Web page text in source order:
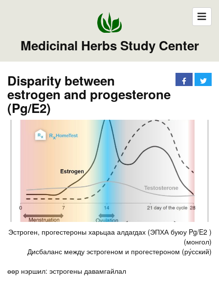
Medicinal Herbs Study Center
Disparity between
estrogen and progesterone
(Pg/E2)
Эстроген, прогестероны харьцаа алдагдах (ЭПХА буюу Pg/E2 )
(монгол)
Дисбаланс между эстрогеном и прогестероном (ру́сский)
өөр нэршил: эстрогены давамгайлал